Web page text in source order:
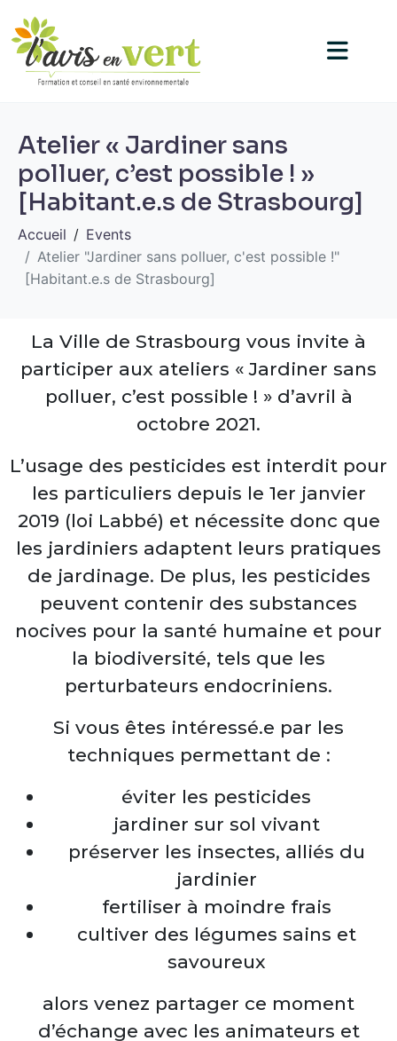
Atelier « Jardiner sans
polluer, c’est possible ! »
[Habitant.e.s de Strasbourg]
Accueil
Events
Atelier "Jardiner sans polluer, c'est possible !"
[Habitant.e.s de Strasbourg]
La Ville de Strasbourg vous invite à
participer aux ateliers « Jardiner sans
polluer, c’est possible ! » d’avril à
octobre 2021.
L’usage des pesticides est interdit pour
les particuliers depuis le 1er janvier
2019 (loi Labbé) et nécessite donc que
les jardiniers adaptent leurs pratiques
de jardinage. De plus, les pesticides
peuvent contenir des substances
nocives pour la santé humaine et pour
la biodiversité, tels que les
perturbateurs endocriniens.
Si vous êtes intéressé.e par les
techniques permettant de :
éviter les pesticides
jardiner sur sol vivant
préserver les insectes, alliés du
jardinier
fertiliser à moindre frais
cultiver des légumes sains et
savoureux
alors venez partager ce moment
d’échange avec les animateurs et